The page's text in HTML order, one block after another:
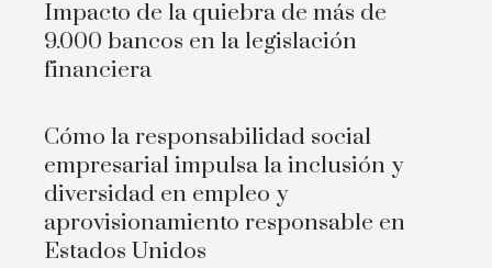
Impacto de la quiebra de más de
9.000 bancos en la legislación
financiera
Cómo la responsabilidad social
empresarial impulsa la inclusión y
diversidad en empleo y
aprovisionamiento responsable en
Estados Unidos